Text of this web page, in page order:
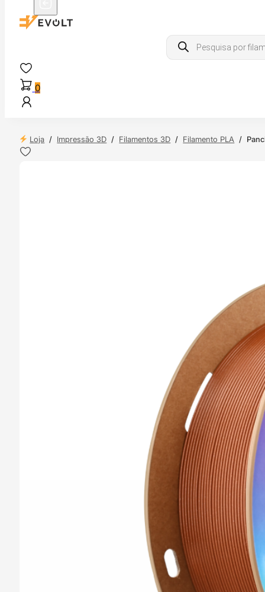
Products
search
0
Loja / Impressão 3D / Filamentos 3D / Filamento PLA /